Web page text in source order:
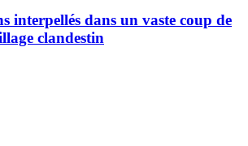
interpellés dans un vaste coup de
clandestin